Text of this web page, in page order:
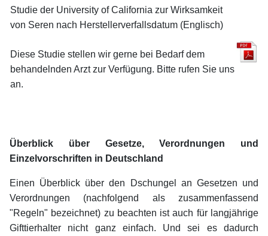
Studie der University of California zur Wirksamkeit
von Seren nach Herstellerverfallsdatum (Englisch)
Diese Studie stellen wir gerne bei Bedarf dem
behandelnden Arzt zur Verfügung. Bitte rufen Sie uns
an.
Überblick über Gesetze, Verordnungen und
Einzelvorschriften in Deutschland
Einen Überblick über den Dschungel an Gesetzen und
Verordnungen (nachfolgend als zusammenfassend
"Regeln" bezeichnet) zu beachten ist auch für langjährige
Gifttierhalter nicht ganz einfach. Und sei es dadurch